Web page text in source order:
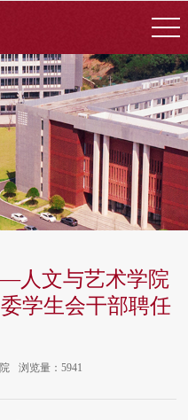
人文与艺术学院
学生会干部聘任
浏览量：5941